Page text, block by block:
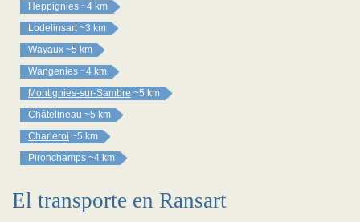
Heppignies ~4 km
Lodelinsart ~3 km
Wayaux ~5 km
Wangenies ~4 km
Montignies-sur-Sambre ~5 km
Châtelineau ~5 km
Charleroi ~5 km
Pironchamps ~4 km
El transporte en Ransart